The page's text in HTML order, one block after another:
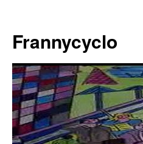
contenu
Frannycyclo